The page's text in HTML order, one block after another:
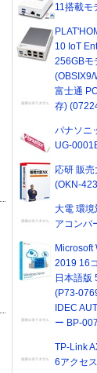
11搭載モ
10 IoT
256GBモ
(OBSIX9/
富士通
存)
パナソニ
UG-
応研 販
(OKN-
大電 環境
アコンバ
Microsoft
2019 16
日本語版
(P73-
IDEC
ー BP-
TP-Link
6アクセ